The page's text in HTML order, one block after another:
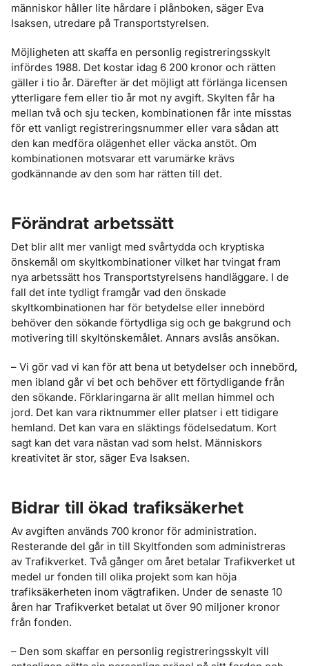
människor håller lite hårdare i plånboken, säger Eva
Isaksen, utredare på Transportstyrelsen.
Möjligheten att skaffa en personlig registreringsskylt
infördes 1988. Det kostar idag 6 200 kronor och rätten
gäller i tio år. Därefter är det möjligt att förlänga licensen
ytterligare fem eller tio år mot ny avgift. Skylten får ha
mellan två och sju tecken, kombinationen får inte misstas
för ett vanligt registreringsnummer eller vara sådan att
den kan medföra olägenhet eller väcka anstöt. Om
kombinationen motsvarar ett varumärke krävs
godkännande av den som har rätten till det.
Förändrat arbetssätt
Det blir allt mer vanligt med svårtydda och kryptiska
önskemål om skyltkombinationer vilket har tvingat fram
nya arbetssätt hos Transportstyrelsens handläggare. I de
fall det inte tydligt framgår vad den önskade
skyltkombinationen har för betydelse eller innebörd
behöver den sökande förtydliga sig och ge bakgrund och
motivering till skyltönskemålet. Annars avslås ansökan.
– Vi gör vad vi kan för att bena ut betydelser och innebörd,
men ibland går vi bet och behöver ett förtydligande från
den sökande. Förklaringarna är allt mellan himmel och
jord. Det kan vara riktnummer eller platser i ett tidigare
hemland. Det kan vara en släktings födelsedatum. Kort
sagt kan det vara nästan vad som helst. Människors
kreativitet är stor, säger Eva Isaksen.
Bidrar till ökad trafiksäkerhet
Av avgiften används 700 kronor för administration.
Resterande del går in till Skyltfonden som administreras
av Trafikverket. Två gånger om året betalar Trafikverket ut
medel ur fonden till olika projekt som kan höja
trafiksäkerheten inom vägtrafiken. Under de senaste 10
åren har Trafikverket betalat ut över 90 miljoner kronor
från fonden.
– Den som skaffar en personlig registreringsskylt vill